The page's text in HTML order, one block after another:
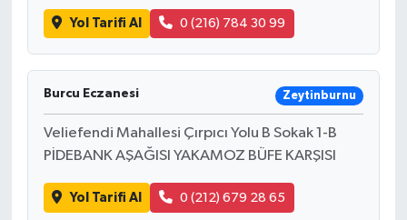
Yol Tarifi Al 0 (216) 784 30 99
Burcu Eczanesi Zeytinburnu
Veliefendi Mahallesi Çırpıcı Yolu B Sokak 1-B
PİDEBANK AŞAĞISI YAKAMOZ BÜFE KARŞISI
Yol Tarifi Al 0 (212) 679 28 65